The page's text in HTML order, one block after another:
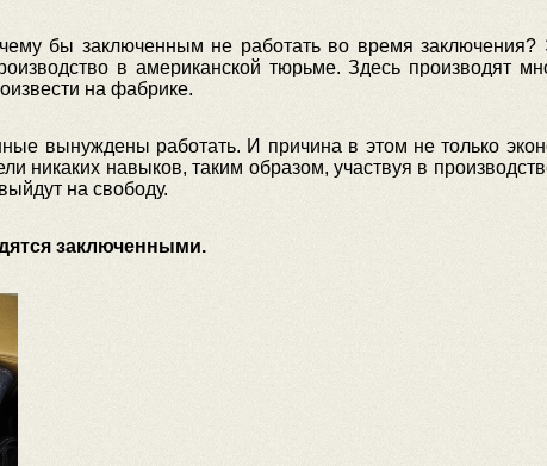
бы заключенным не работать во время
в американской тюрьме. Здесь производят
на фабрике.
вынуждены работать. И причина в этом не только
никаких навыков, таким образом, участвуя в
на свободу.
заключенными.